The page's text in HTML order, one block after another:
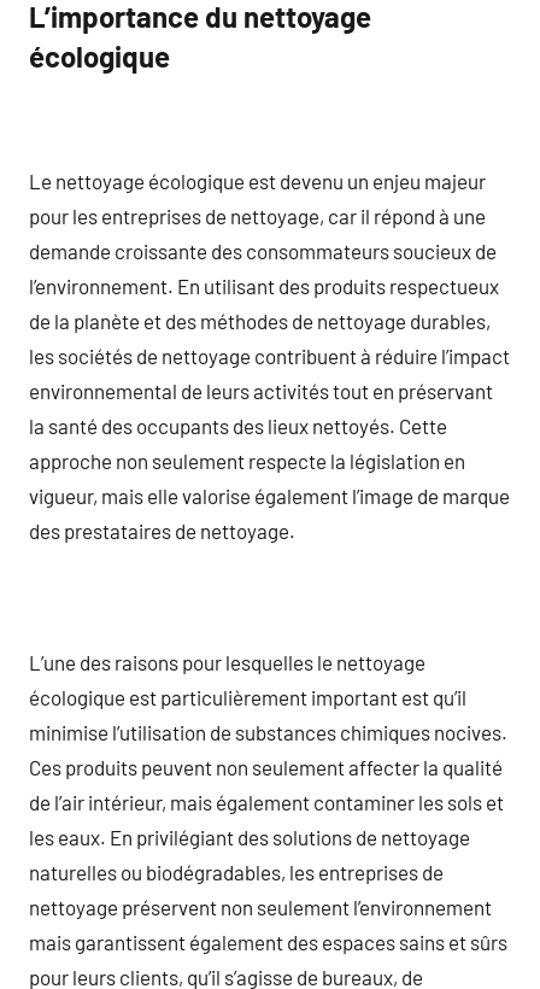
L’importance du nettoyage
écologique
Le nettoyage écologique est devenu un enjeu majeur
pour les entreprises de nettoyage, car il répond à une
demande croissante des consommateurs soucieux de
l’environnement. En utilisant des produits respectueux
de la planète et des méthodes de nettoyage durables,
les sociétés de nettoyage contribuent à réduire l’impact
environnemental de leurs activités tout en préservant
la santé des occupants des lieux nettoyés. Cette
approche non seulement respecte la législation en
vigueur, mais elle valorise également l’image de marque
des prestataires de nettoyage.
L’une des raisons pour lesquelles le nettoyage
écologique est particulièrement important est qu’il
minimise l’utilisation de substances chimiques nocives.
Ces produits peuvent non seulement affecter la qualité
de l’air intérieur, mais également contaminer les sols et
les eaux. En privilégiant des solutions de nettoyage
naturelles ou biodégradables, les entreprises de
nettoyage préservent non seulement l’environnement
mais garantissent également des espaces sains et sûrs
pour leurs clients, qu’il s’agisse de bureaux, de